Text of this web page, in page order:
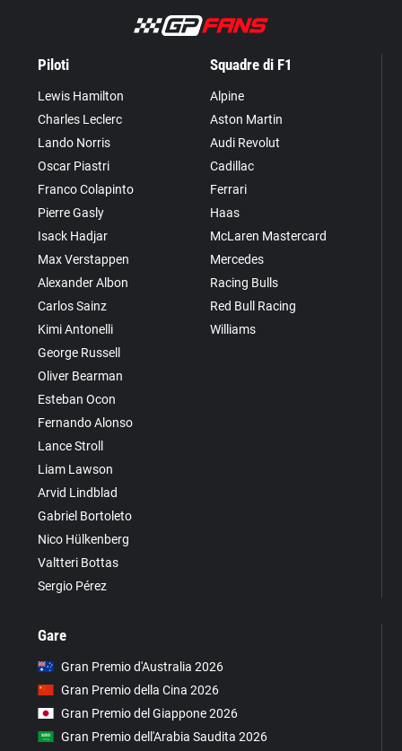
Piloti
Lewis Hamilton
Charles Leclerc
Lando Norris
Oscar Piastri
Franco Colapinto
Pierre Gasly
Isack Hadjar
Max Verstappen
Alexander Albon
Carlos Sainz
Kimi Antonelli
George Russell
Oliver Bearman
Esteban Ocon
Fernando Alonso
Lance Stroll
Liam Lawson
Arvid Lindblad
Gabriel Bortoleto
Nico Hülkenberg
Valtteri Bottas
Sergio Pérez
Squadre di F1
Alpine
Aston Martin
Audi Revolut
Cadillac
Ferrari
Haas
McLaren Mastercard
Mercedes
Racing Bulls
Red Bull Racing
Williams
Gare
Gran Premio d'Australia 2026
Gran Premio della Cina 2026
Gran Premio del Giappone 2026
Gran Premio dell'Arabia Saudita 2026